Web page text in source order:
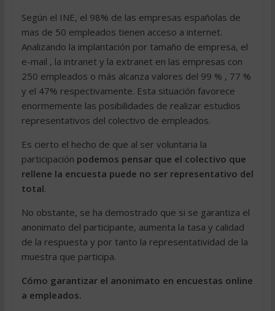
Según el INE, el 98% de las empresas españolas de
mas de 50 empleados tienen acceso a internet.
Analizando la implantación por tamaño de empresa, el
e-mail , la intranet y la extranet en las empresas con
250 empleados o más alcanza valores del 99 % , 77 %
y el 47% respectivamente. Esta situación favorece
enormemente las posibilidades de realizar estudios
representativos del colectivo de empleados.
Es cierto el hecho de que al ser voluntaria la
participación podemos pensar que el colectivo que
rellene la encuesta puede no ser representativo del
total.
No obstante, se ha demostrado que si se garantiza el
anonimato del participante, aumenta la tasa y calidad
de la respuesta y por tanto la representatividad de la
muestra que participa.
Cómo garantizar el anonimato en encuestas online
a empleados.